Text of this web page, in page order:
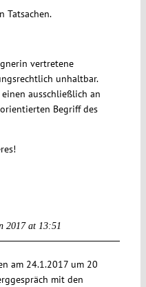
Tatsachen.
vertretene
unhaltbar.
ausschließlich an
Begriff des
2017 at 13:51
am 24.1.2017 um 20
mit den